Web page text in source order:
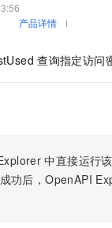
产品详情
查询指定访问
中直接运行
功后，OpenAPI